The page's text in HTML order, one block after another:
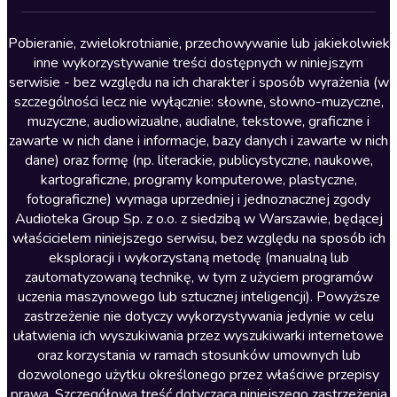
Lektury szkolne
Literatura anglojęzyczna
Literatura faktu
Literatura obyczajowa
Literatura piękna obca
Literatura piękna polska
Nagrania relaksacyjne
Nauka języków
Nauki humanistyczne
Podcasty i audycje
Polityka
Prasa
Religia
Pobieranie, zwielokrotnianie, przechowywanie lub jakiekolwiek
inne wykorzystywanie treści dostępnych w niniejszym
serwisie - bez względu na ich charakter i sposób wyrażenia (w
szczególności lecz nie wyłącznie: słowne, słowno-muzyczne,
muzyczne, audiowizualne, audialne, tekstowe, graficzne i
zawarte w nich dane i informacje, bazy danych i zawarte w nich
dane) oraz formę (np. literackie, publicystyczne, naukowe,
kartograficzne, programy komputerowe, plastyczne,
fotograficzne) wymaga uprzedniej i jednoznacznej zgody
Audioteka Group Sp. z o.o. z siedzibą w Warszawie, będącej
właścicielem niniejszego serwisu, bez względu na sposób ich
eksploracji i wykorzystaną metodę (manualną lub
zautomatyzowaną technikę, w tym z użyciem programów
uczenia maszynowego lub sztucznej inteligencji). Powyższe
zastrzeżenie nie dotyczy wykorzystywania jedynie w celu
ułatwienia ich wyszukiwania przez wyszukiwarki internetowe
oraz korzystania w ramach stosunków umownych lub
dozwolonego użytku określonego przez właściwe przepisy